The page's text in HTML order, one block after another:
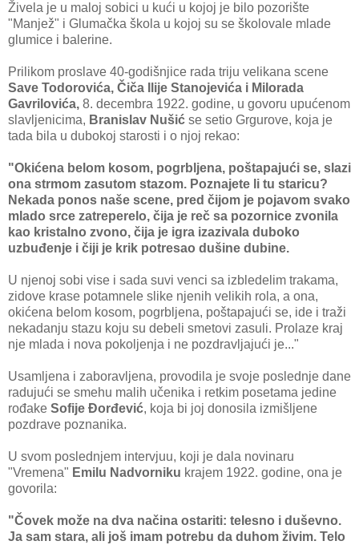
Živela je u maloj sobici u kući u kojoj je bilo pozorište
"Manjež" i Glumačka škola u kojoj su se školovale mlade
glumice i balerine.
Prilikom proslave 40-godišnjice rada triju velikana scene
Save Todorovića, Čiča Ilije Stanojevića i Milorada
Gavrilovića, 8. decembra 1922. godine, u govoru upućenom
slavljenicima, Branislav Nušić se setio Grgurove, koja je
tada bila u dubokoj starosti i o njoj rekao:
"Okićena belom kosom, pogrbljena, poštapajući se, slazi
ona strmom zasutom stazom. Poznajete li tu staricu?
Nekada ponos naše scene, pred čijom je pojavom svako
mlado srce zatreperelo, čija je reč sa pozornice zvonila
kao kristalno zvono, čija je igra izazivala duboko
uzbuđenje i čiji je krik potresao dušine dubine.
U njenoj sobi vise i sada suvi venci sa izbledelim trakama,
zidove krase potamnele slike njenih velikih rola, a ona,
okićena belom kosom, pogrbljena, poštapajući se, ide i traži
nekadanju stazu koju su debeli smetovi zasuli. Prolaze kraj
nje mlada i nova pokoljenja i ne pozdravljajući je..."
Usamljena i zaboravljena, provodila je svoje poslednje dane
radujući se smehu malih učenika i retkim posetama jedine
rođake Sofije Đorđević, koja bi joj donosila izmišljene
pozdrave poznanika.
U svom poslednjem intervjuu, koji je dala novinaru
"Vremena" Emilu Nadvorniku krajem 1922. godine, ona je
govorila:
"Čovek može na dva načina ostariti: telesno i duševno.
Ja sam stara, ali još imam potrebu da duhom živim. Telo